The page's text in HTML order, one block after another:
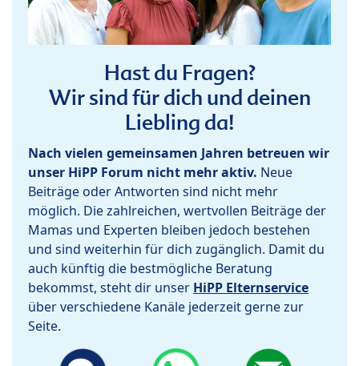
Hast du Fragen?
Wir sind für dich und deinen
Liebling da!
Nach vielen gemeinsamen Jahren betreuen wir
unser HiPP Forum nicht mehr aktiv. Neue
Beiträge oder Antworten sind nicht mehr
möglich. Die zahlreichen, wertvollen Beiträge der
Mamas und Experten bleiben jedoch bestehen
und sind weiterhin für dich zugänglich. Damit du
auch künftig die bestmögliche Beratung
bekommst, steht dir unser HiPP Elternservice
über verschiedene Kanäle jederzeit gerne zur
Seite.